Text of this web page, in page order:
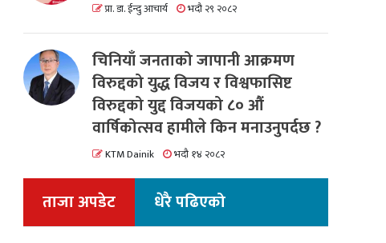
प्रा. डा. ईन्दु आचार्य भदौ २९ २०८२
चिनियाँ जनताको जापानी आक्रमण
विरुद्दको युद्ध विजय र विश्वफासिष्ट
विरुद्दको युद्द विजयको ८० औं
वार्षिकोत्सव हामीले किन मनाउनुपर्दछ ?
KTM Dainik भदौ १४ २०८२
ताजा अपडेट धेरै पढिएको